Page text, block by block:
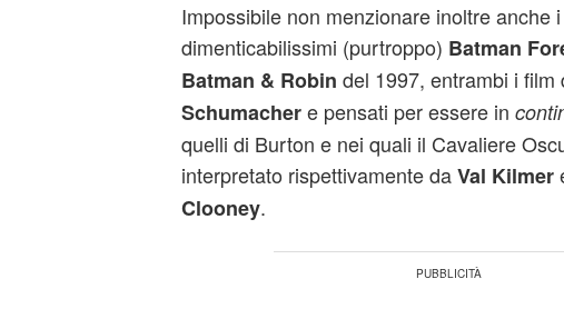
Impossibile non menzionare inoltre anche i
dimenticabilissimi (purtroppo) Batman
Batman & Robin del 1997, entrambi i film
Schumachere pensati per essere in
quelli di Burton e nei quali il Cavaliere
interpretato rispettivamente daVal Kilmer
Clooney.